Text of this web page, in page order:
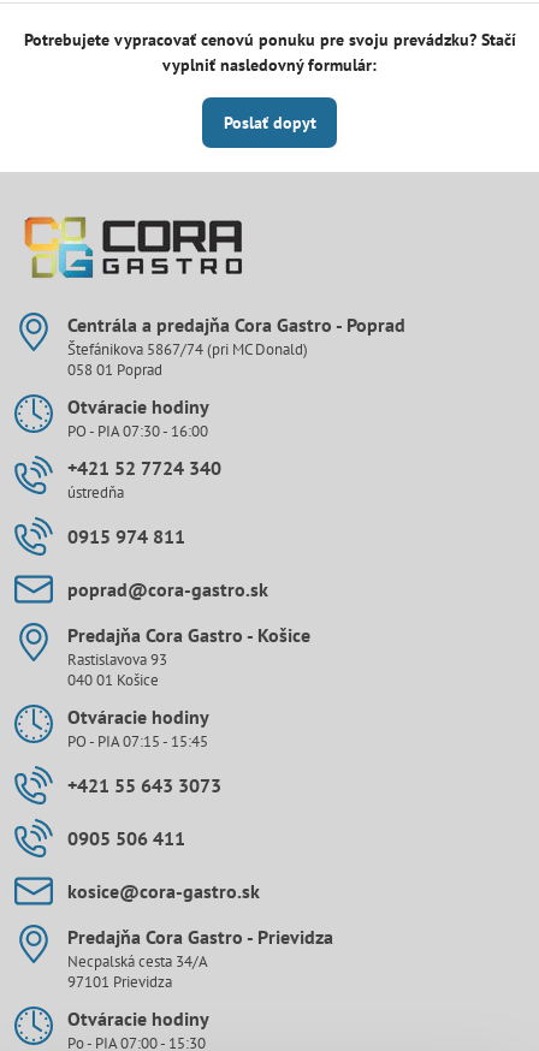
Potrebujete vypracovať cenovú ponuku pre svoju prevádzku? Stačí
vyplniť nasledovný formulár:
Poslať dopyt
Centrála a predajňa Cora Gastro - Poprad
Štefánikova 5867/74 (pri MC Donald)
058 01 Poprad
Otváracie hodiny
PO - PIA 07:30 - 16:00
+421 52 7724 340
ústredňa
0915 974 811
poprad​@cora-gastro​.sk
Predajňa Cora Gastro - Košice
Rastislavova 93
040 01 Košice
Otváracie hodiny
PO - PIA 07:15 - 15:45
+421 55 643 3073
0905 506 411
kosice​@cora-gastro​.sk
Predajňa Cora Gastro - Prievidza
Necpalská cesta 34/A
97101 Prievidza
Otváracie hodiny
Po - PIA 07:00 - 15:30